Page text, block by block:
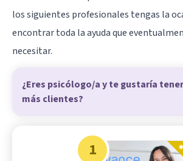
los siguientes profesionales tengas la
encontrar toda la ayuda que
necesitar.
¿Eres psicólogo/a y te gustaría tener
más clientes?
1